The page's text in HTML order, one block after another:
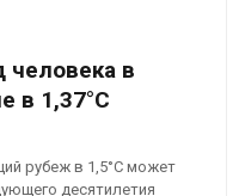
в
в 1,37°C
рубеж в 1,5°C может
десятилетия